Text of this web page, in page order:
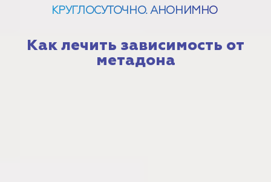
КРУГЛОСУТОЧНО. АНОНИМНО
Как лечить зависимость от
метадона